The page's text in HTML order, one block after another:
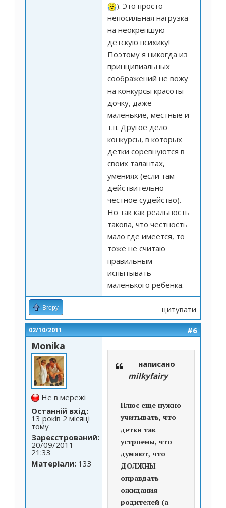
). Это просто
непосильная нагрузка
на неокрепшую
детскую психику!
Поэтому я никогда из
принципиальных
соображений не вожу
на конкурсы красоты
дочку, даже
маленькие, местные и
т.п. Другое дело
конкурсы, в которых
детки соревнуются в
своих талантах,
умениях (если там
действительно
честное судейство).
Но так как реальность
такова, что честность
мало где имеется, то
тоже не считаю
правильным
испытывать
маленького ребенка.
Вгору цитувати
02/10/2011 #6
Monika
Не в мережі
Останній вхід:
13 років 2 місяці
тому
Зареєстрований:
20/09/2011 -
21:33
Матеріали: 133
написано
milkyfairy
Плюс еще нужно
учитывать, что
детки так
устроены, что
думают, что
ДОЛЖНЫ
оправдать
ожидания
родителей (а